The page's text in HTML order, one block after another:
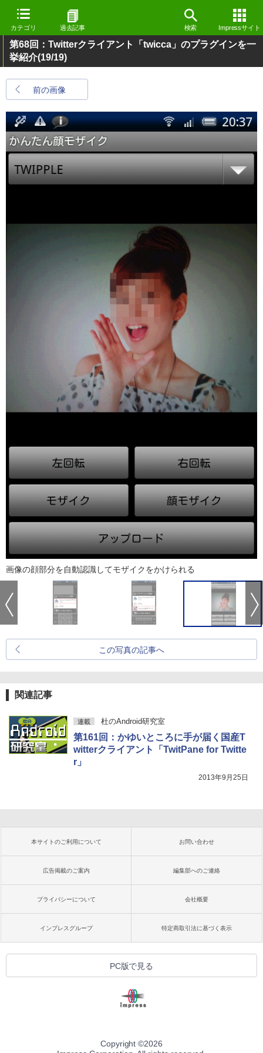
カテゴリ 過去記事 検索 Impressサイト
第68回：Twitterクライアント「twicca」のプラグインを一
挙紹介(19/19)
前の画像
画像の顔部分を自動認識してモザイクをかけられる
この写真の記事へ
関連記事
連載 杜のAndroid研究室
第161回：かゆいところに手が届く国産T
witterクライアント「TwitPane for Twitte
r」
2013年9月25日
本サイトのご利用について お問い合わせ
広告掲載のご案内 編集部へのご連絡
プライバシーについて 会社概要
インプレスグループ 特定商取引法に基づく表示
PC版で見る
Copyright ©2026